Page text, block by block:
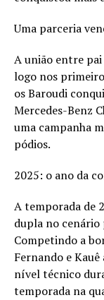
Uma parceria
A união entre
logo nos
os Baroudi
Mercedes-Benz
uma campanha
pódios.
2025: o ano da
A temporada de
dupla no cenário
Competindo a
Fernando e
nível técnico
temporada na